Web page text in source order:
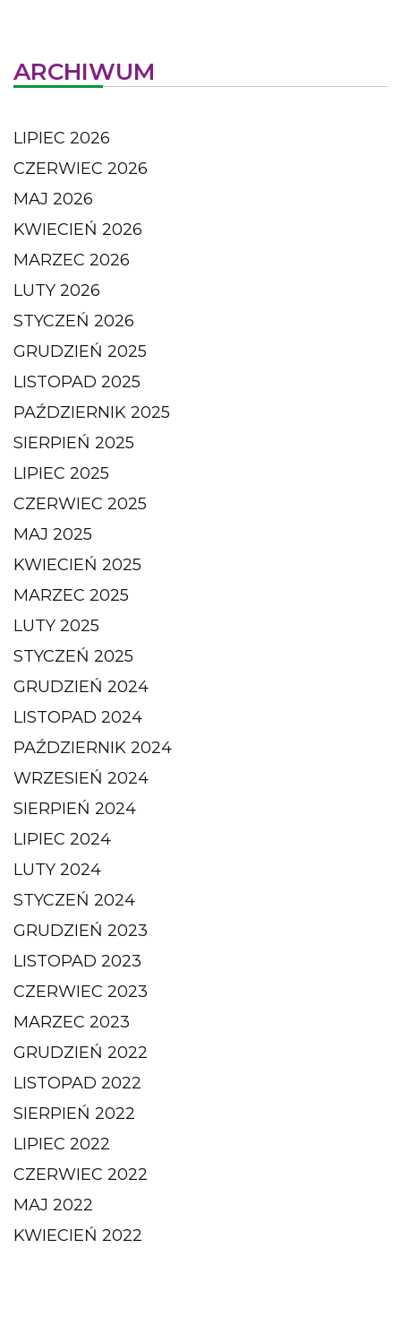
ARCHIWUM
LIPIEC 2026
CZERWIEC 2026
MAJ 2026
KWIECIEŃ 2026
MARZEC 2026
LUTY 2026
STYCZEŃ 2026
GRUDZIEŃ 2025
LISTOPAD 2025
PAŹDZIERNIK 2025
SIERPIEŃ 2025
LIPIEC 2025
CZERWIEC 2025
MAJ 2025
KWIECIEŃ 2025
MARZEC 2025
LUTY 2025
STYCZEŃ 2025
GRUDZIEŃ 2024
LISTOPAD 2024
PAŹDZIERNIK 2024
WRZESIEŃ 2024
SIERPIEŃ 2024
LIPIEC 2024
LUTY 2024
STYCZEŃ 2024
GRUDZIEŃ 2023
LISTOPAD 2023
CZERWIEC 2023
MARZEC 2023
GRUDZIEŃ 2022
LISTOPAD 2022
SIERPIEŃ 2022
LIPIEC 2022
CZERWIEC 2022
MAJ 2022
KWIECIEŃ 2022